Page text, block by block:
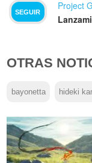
SEGUIR
Project
OTRAS
bayonetta hideki